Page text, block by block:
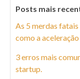
Posts mais
As 5 merdas
como a
3 erros mais
startup.